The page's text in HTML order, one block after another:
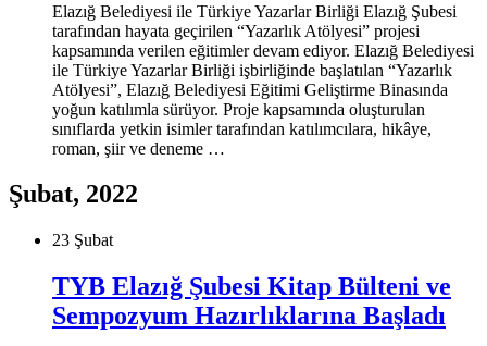
Elazığ Belediyesi ile Türkiye Yazarlar Birliği Elazığ Şubesi
tarafından hayata geçirilen “Yazarlık Atölyesi” projesi
kapsamında verilen eğitimler devam ediyor. Elazığ Belediyesi
ile Türkiye Yazarlar Birliği işbirliğinde başlatılan “Yazarlık
Atölyesi”, Elazığ Belediyesi Eğitimi Geliştirme Binasında
yoğun katılımla sürüyor. Proje kapsamında oluşturulan
sınıflarda yetkin isimler tarafından katılımcılara, hikâye,
roman, şiir ve deneme …
Şubat, 2022
23 Şubat
TYB Elazığ Şubesi Kitap Bülteni ve
Sempozyum Hazırlıklarına Başladı